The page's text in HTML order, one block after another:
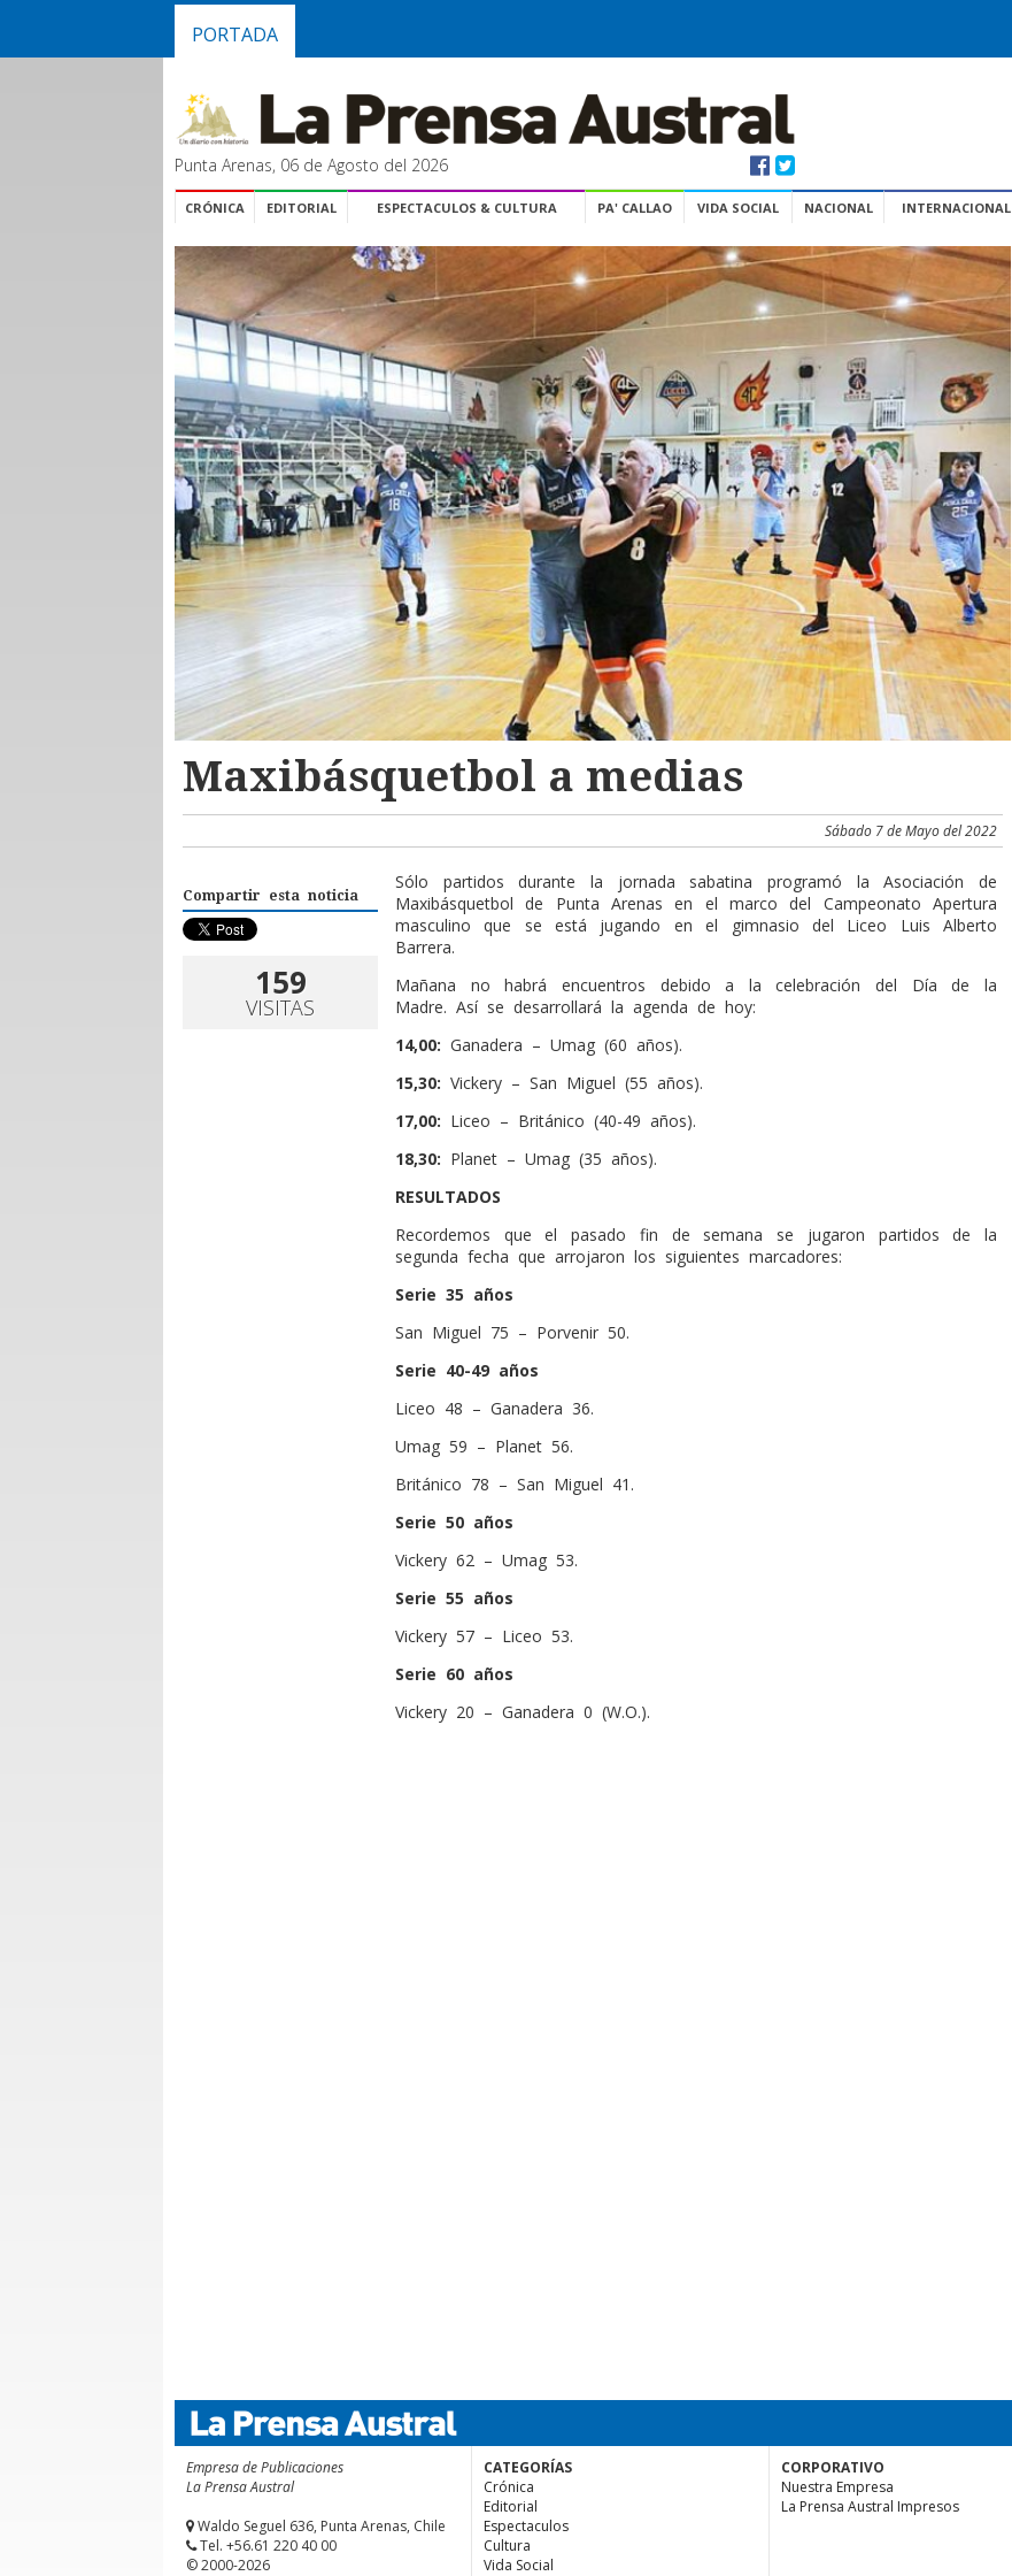
PORTADA
Punta Arenas, 06 de Agosto del 2026
CRÓNICA EDITORIAL ESPECTACULOS & CULTURA PA' CALLAO VIDA SOCIAL NACIONAL INTERNACIONAL
Maxibásquetbol a medias
Sábado 7 de Mayo del 2022
Compartir esta noticia
159
VISITAS
Sólo partidos durante la jornada sabatina programó la Asociación de
Maxibásquetbol de Punta Arenas en el marco del Campeonato Apertura
masculino que se está jugando en el gimnasio del Liceo Luis Alberto
Barrera.
Mañana no habrá encuentros debido a la celebración del Día de la
Madre. Así se desarrollará la agenda de hoy:
14,00: Ganadera – Umag (60 años).
15,30: Vickery – San Miguel (55 años).
17,00: Liceo – Británico (40-49 años).
18,30: Planet – Umag (35 años).
RESULTADOS
Recordemos que el pasado fin de semana se jugaron partidos de la
segunda fecha que arrojaron los siguientes marcadores:
Serie 35 años
San Miguel 75 – Porvenir 50.
Serie 40-49 años
Liceo 48 – Ganadera 36.
Umag 59 – Planet 56.
Británico 78 – San Miguel 41.
Serie 50 años
Vickery 62 – Umag 53.
Serie 55 años
Vickery 57 – Liceo 53.
Serie 60 años
Vickery 20 – Ganadera 0 (W.O.).
Empresa de Publicaciones
La Prensa Austral
Waldo Seguel 636, Punta Arenas, Chile
Tel. +56.61 220 40 00
© 2000-2026
CATEGORÍAS
Crónica
Editorial
Espectaculos
Cultura
Vida Social
CORPORATIVO
Nuestra Empresa
La Prensa Austral Impresos